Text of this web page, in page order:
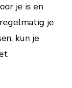
je is en
je
kun je